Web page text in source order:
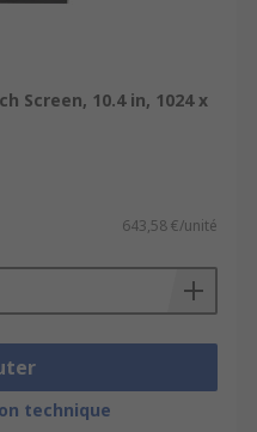
Screen, 10.4 in, 1024 x
643,58 €/unité
technique